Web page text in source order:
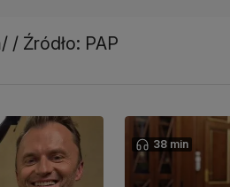
/ Źródło: PAP
38 min